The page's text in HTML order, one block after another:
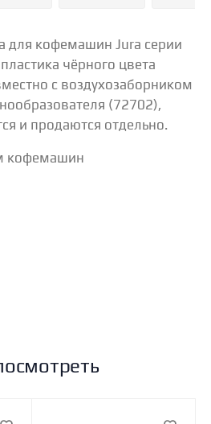
для кофемашин Jura серии
чёрного цвета
с воздухозаборником
(72702),
и продаются отдельно.
кофемашин